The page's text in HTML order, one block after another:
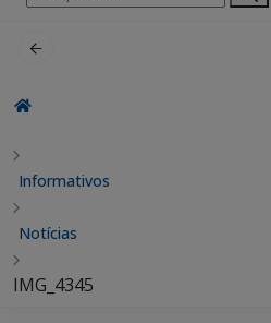
por:
Informativos
Notícias
IMG_4345